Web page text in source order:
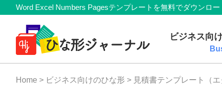
Skip
primary
navigation
Skip
content
Skip
primary
sidebar
Skip
footer
Member
Navigation
Word Excel Numbers Pagesテンプレートを無料でダウンロ
料
テ
ン
ビジネス向
Home > ビジネス向けのひな形 > 見積書テンプレート（